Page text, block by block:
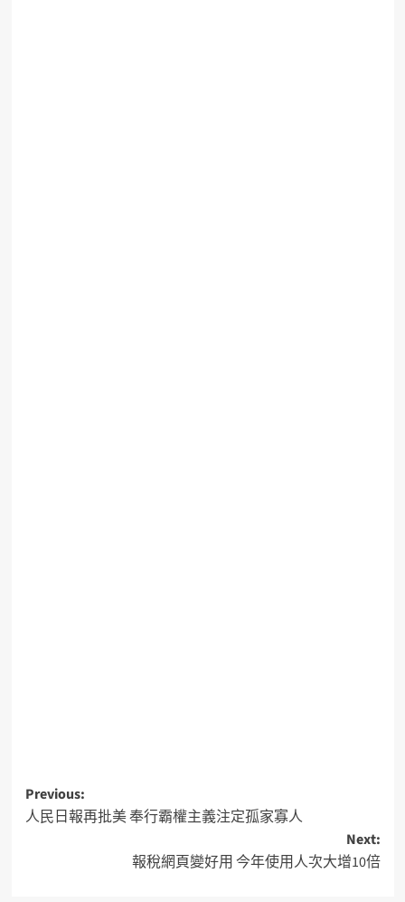
Previous:
人民日報再批美 奉行霸權主義注定孤家寡人
Next:
報稅網頁變好用 今年使用人次大增10倍